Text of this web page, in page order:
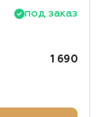
под заказ
1 690